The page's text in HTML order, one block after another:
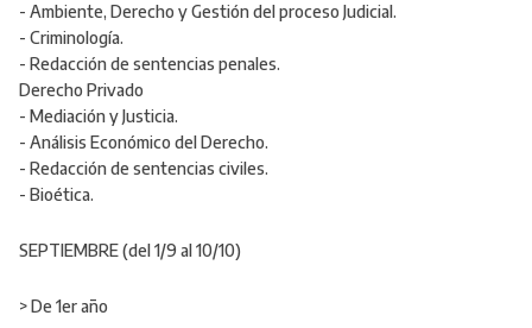
- Ambiente, Derecho y Gestión del proceso Judicial.
- Criminología.
- Redacción de sentencias penales.
Derecho Privado
- Mediación y Justicia.
- Análisis Económico del Derecho.
- Redacción de sentencias civiles.
- Bioética.
SEPTIEMBRE (del 1/9 al 10/10)
> De 1er año